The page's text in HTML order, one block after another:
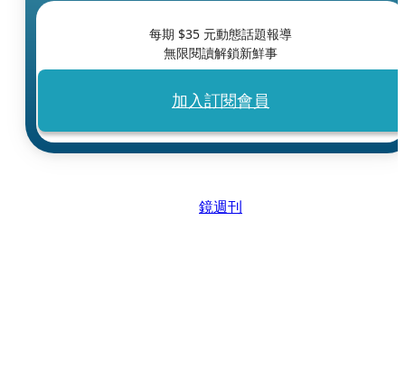
每期 $35 元動態話題報導
無限閱讀解鎖新鮮事
加入訂閱會員
鏡週刊